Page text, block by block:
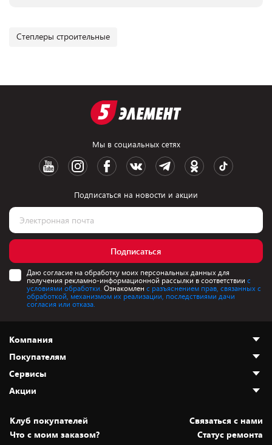
Степлеры строительные
Мы в социальных сетях
Подписаться на новости и акции
Подписаться
Даю согласие на обработку моих персональных данных для
получения рекламно-информационной рассылки в соответствии с
условиями обработки. Ознакомлен с разъяснением прав, связанных с
обработкой, механизмом их реализации, последствиями дачи
согласия или отказа.
Компания
О нас
Адреса магазинов
Новости
Статьи и обзоры
Вакансии
Покупателям
Как сделать заказ
Оплата и доставка
Безналичный расчёт
Обмен и возврат товара
Сервисы
Установка техники
Для игровых консолей
Акции
Скидки и промокоды
Белорусские товары
Клуб покупателей
Cвязаться с нами
Что с моим заказом?
Статус ремонта